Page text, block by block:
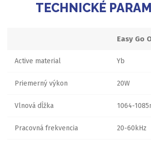
TECHNICKÉ
Easy Go
Active material Yb
Priemerný výkon 20W
Vlnová dĺžka 1064-
Pracovná frekvencia 20-60kHz